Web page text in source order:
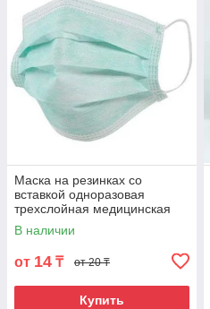
Маска на резинках со
вставкой одноразовая
трехслойная медицинская
В наличии
от 14 ₸ от 20 ₸
Купить